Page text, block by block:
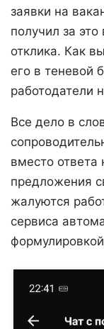
заявки на
получил за
отклика. Как
его в теневой
работодатели
Все дело в
вместо ответа
предложения
жалуются
сервиса